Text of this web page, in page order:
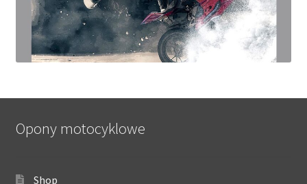
Opony motocyklowe
Shop